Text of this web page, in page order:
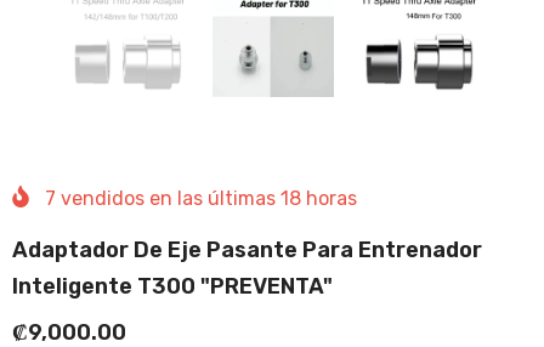
7 vendidos en las últimas 18 horas
Adaptador De Eje Pasante Para Entrenador
Inteligente T300 "PREVENTA"
₡9,000.00